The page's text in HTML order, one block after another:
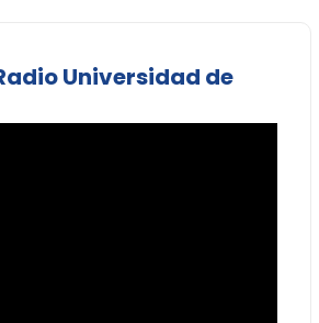
Universidad de